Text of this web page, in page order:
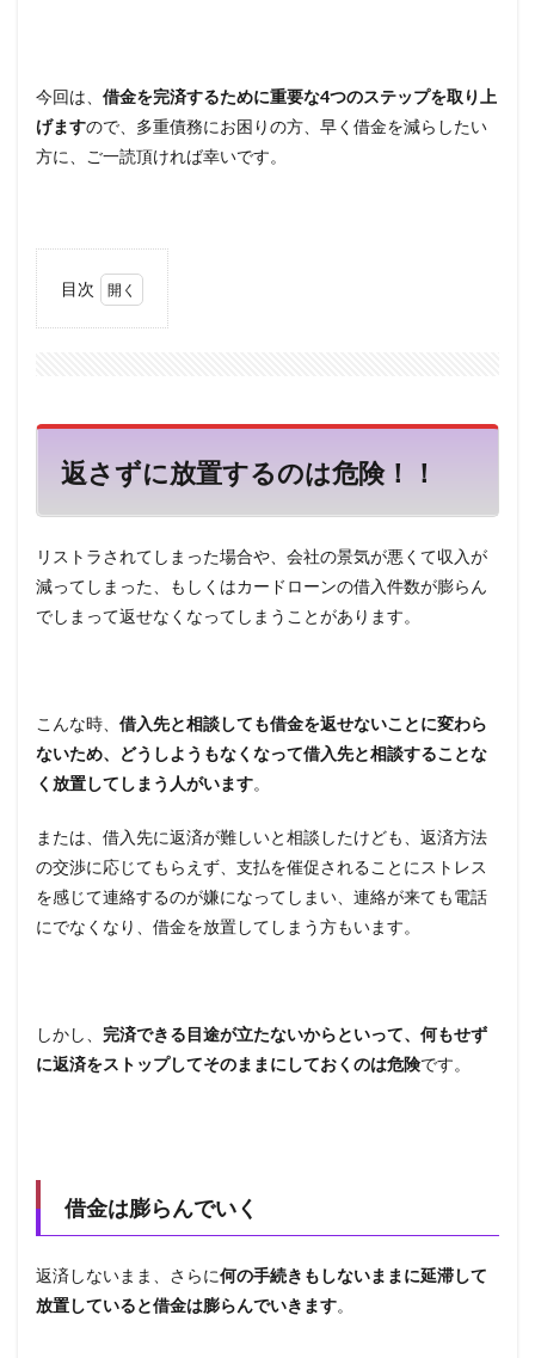
今回は、 借金を完済するために重要な4つのステップを取り上
げますので、多重債務にお困りの方、早く借金を減らしたい
方に、ご一読頂ければ幸いです。
目次
険！！
1.1
借金
でい
く
1.2
れる
1.3
差押
れる
こと
もあ
る
2
のス
テッ
把握
する
2.2
収支
を把
返さずに放置するのは危険！！
リストラされてしまった場合や、会社の景気が悪くて収入が
減ってしまった、もしくはカードローンの借入件数が膨らん
でしまって返せなくなってしまうことがあります。
こんな時、 借入先と相談しても借金を返せないことに変わら
ないため、どうしようもなくなって借入先と相談することな
く放置してしまう人がいます。
または、借入先に返済が難しいと相談したけども、返済方法
の交渉に応じてもらえず、支払を催促されることにストレス
を感じて連絡するのが嫌になってしまい、連絡が来ても電話
にでなくなり、借金を放置してしまう方もいます。
しかし、 完済できる目途が立たないからといって、何もせず
に返済をストップしてそのままにしておくのは危険です。
借金は膨らんでいく
返済しないまま、さらに何の手続きもしないままに延滞して
放置していると借金は膨らんでいきます。